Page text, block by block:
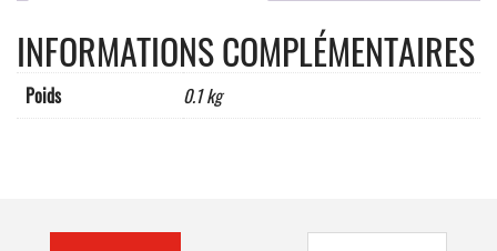
mm
INFORMATIONS COMPLÉMENTAIRES
Poids 0.1 kg